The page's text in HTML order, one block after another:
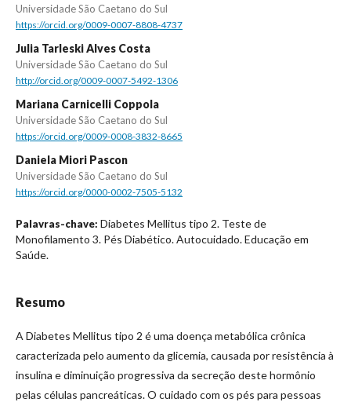
Universidade São Caetano do Sul
https://orcid.org/0009-0007-8808-4737
Julia Tarleski Alves Costa
Universidade São Caetano do Sul
http://orcid.org/0009-0007-5492-1306
Mariana Carnicelli Coppola
Universidade São Caetano do Sul
https://orcid.org/0009-0008-3832-8665
Daniela Miori Pascon
Universidade São Caetano do Sul
https://orcid.org/0000-0002-7505-5132
Palavras-chave: Diabetes Mellitus tipo 2. Teste de
Monofilamento 3. Pés Diabético. Autocuidado. Educação em
Saúde.
Resumo
A Diabetes Mellitus tipo 2 é uma doença metabólica crônica
caracterizada pelo aumento da glicemia, causada por resistência à
insulina e diminuição progressiva da secreção deste hormônio
pelas células pancreáticas. O cuidado com os pés para pessoas